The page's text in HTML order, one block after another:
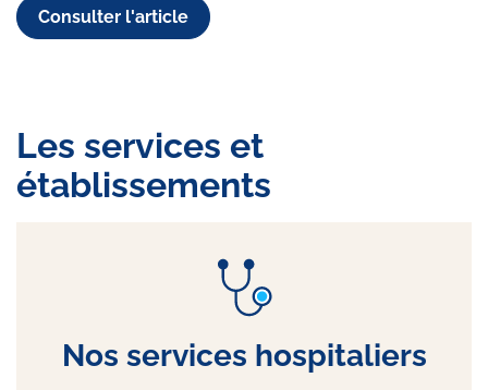
Consulter l'article
Les services et
établissements
Nos services hospitaliers